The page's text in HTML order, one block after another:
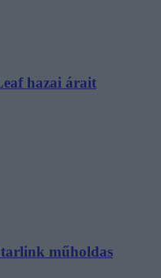
hazai árait
műholdas